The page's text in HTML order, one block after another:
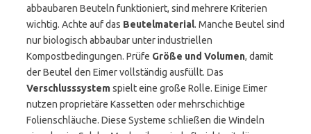
abbaubaren Beuteln funktioniert, sind mehrere Kriterien
wichtig. Achte auf das Beutelmaterial. Manche Beutel sind
nur biologisch abbaubar unter industriellen
Kompostbedingungen. Prüfe Größe und Volumen, damit
der Beutel den Eimer vollständig ausfüllt. Das
Verschlusssystemspielt eine große Rolle. Einige Eimer
nutzen proprietäre Kassetten oder mehrschichtige
Folienschläuche. Diese Systeme schließen die Windeln